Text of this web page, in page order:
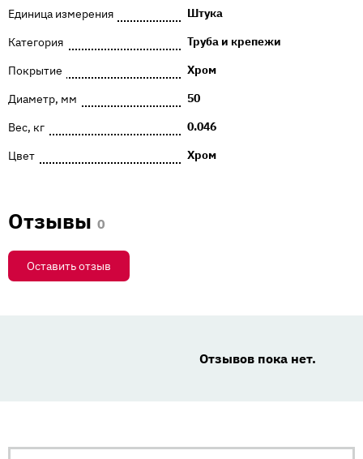
Единица измерения
Штука
Категория
Труба и крепежи
Покрытие
Хром
Диаметр, мм
50
Вес, кг
0.046
Цвет
Хром
Отзывы 0
Оставить отзыв
Отзывов пока нет.